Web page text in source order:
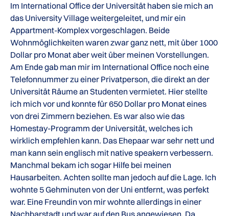
Im International Office der Universität haben sie mich an
das University Village weitergeleitet, und mir ein
Appartment-Komplex vorgeschlagen. Beide
Wohnmöglichkeiten waren zwar ganz nett, mit über 1000
Dollar pro Monat aber weit über meinen Vorstellungen.
Am Ende gab man mir im International Office noch eine
Telefonnummer zu einer Privatperson, die direkt an der
Universität Räume an Studenten vermietet. Hier stellte
ich mich vor und konnte für 650 Dollar pro Monat eines
von drei Zimmern beziehen. Es war also wie das
Homestay-Programm der Universität, welches ich
wirklich empfehlen kann. Das Ehepaar war sehr nett und
man kann sein englisch mit native speakern verbessern.
Manchmal bekam ich sogar Hilfe bei meinen
Hausarbeiten. Achten sollte man jedoch auf die Lage. Ich
wohnte 5 Gehminuten von der Uni entfernt, was perfekt
war. Eine Freundin von mir wohnte allerdings in einer
Nachbarstadt und war auf den Bus angewiesen. Da